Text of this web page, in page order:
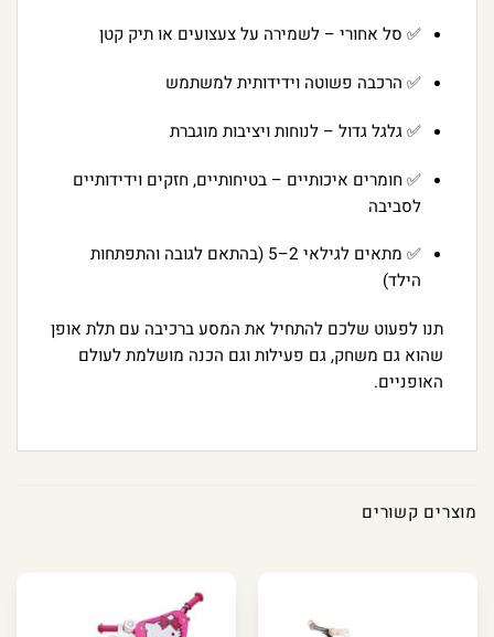
✅ סל אחורי – לשמירה על צעצועים או תיק קטן
✅ הרכבה פשוטה וידידותית למשתמש
✅ גלגל גדול – לנוחות ויציבות מוגברת
✅ חומרים איכותיים – בטיחותיים, חזקים וידידותיים
לסביבה
✅ מתאים לגילאי 2–5 (בהתאם לגובה והתפתחות
הילד)
תנו לפעוט שלכם להתחיל את המסע ברכיבה עם תלת אופן
שהוא גם משחק, גם פעילות וגם הכנה מושלמת לעולם
האופניים.
מוצרים קשורים